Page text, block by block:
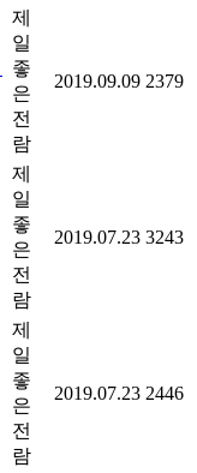
제
일
좋
은
전
람
2019.09.09 2379
제
일
좋
은
전
람
2019.07.23 3243
제
일
좋
은
전
람
2019.07.23 2446